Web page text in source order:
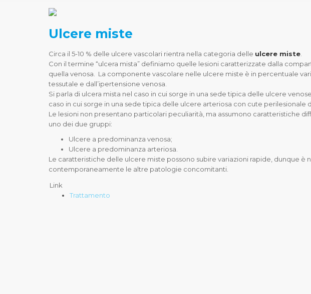
Ulcere miste
Circa il 5-10 % delle ulcere vascolari rientra nella categoria delle ulcere miste
Con il termine “ulcera mista” definiamo quelle lesioni caratterizzate dalla
quella venosa. La componente vascolare nelle ulcere miste è in percentuale
tessutale e dall’ipertensione venosa.
Si parla di ulcera mista nel caso in cui sorge in una sede tipica delle ulcere
caso in cui sorge in una sede tipica delle ulcere arteriosa con cute perilesionale
Le lesioni non presentano particolari peculiarità, ma assumono caratteristiche
uno dei due gruppi:
Ulcere a predominanza venosa;
Ulcere a predominanza arteriosa.
Le caratteristiche delle ulcere miste possono subire variazioni rapide, dunque è
contemporaneamente le altre patologie concomitanti.
Link
Trattamento